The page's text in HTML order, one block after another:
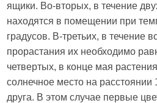
ящики. Во-вторых, в течение
находятся в помещении при
градусов. В-третьих, в течение
прорастания их необходимо
четвертых, в конце мая
солнечное место на расстоянии
друга. В этом случае первые